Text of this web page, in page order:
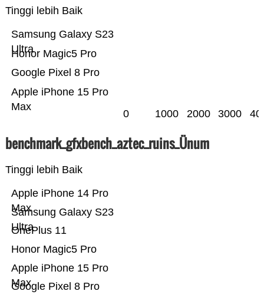
Tinggi lebih Baik
Apple iPhone 15 Pro
Max
Google Pixel 8 Pro
Honor Magic5 Pro
Samsung Galaxy S23
Ultra
0 1000 2000 3000
benchmark_gfxbench_aztec_ruins_Ünum
Tinggi lebih Baik
Google Pixel 8 Pro
Apple iPhone 15 Pro
Max
Honor Magic5 Pro
OnePlus 11
Samsung Galaxy S23
Ultra
Apple iPhone 14 Pro
Max